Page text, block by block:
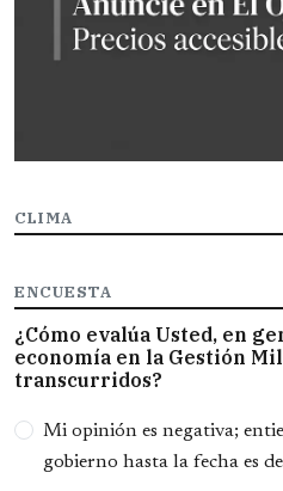
CLIMA
ENCUESTA
¿Cómo evalúa Usted, en
economía en la Gestión
transcurridos?
Opciones
Mi opinión es negativa;
gobierno hasta la fecha es